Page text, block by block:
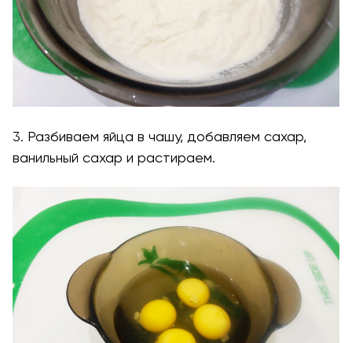
3. Разбиваем яйца в чашу, добавляем сахар,
ванильный сахар и растираем.